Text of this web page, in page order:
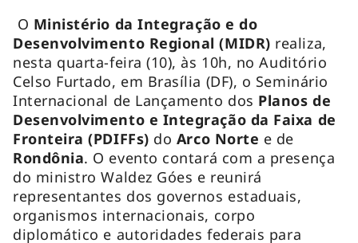
O Ministério da Integração e do
Desenvolvimento Regional (MIDR) realiza,
nesta quarta-feira (10), às 10h, no Auditório
Celso Furtado, em Brasília (DF), o Seminário
Internacional de Lançamento dos Planos de
Desenvolvimento e Integração da Faixa de
Fronteira (PDIFFs) do Arco Norte e de
Rondônia. O evento contará com a presença
do ministro Waldez Góes e reunirá
representantes dos governos estaduais,
organismos internacionais, corpo
diplomático e autoridades federais para